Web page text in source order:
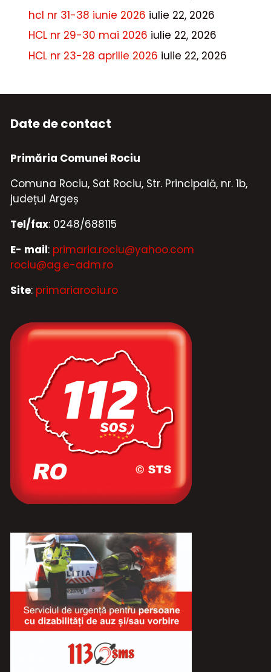
hcl nr 31-38 iunie 2026 iulie 22, 2026
HCL nr 29-30 mai 2026 iulie 22, 2026
HCL nr 23-28 aprilie 2026 iulie 22, 2026
Date de contact
Primăria Comunei Rociu
Comuna Rociu, Sat Rociu, Str. Principală, nr. 1b,
județul Argeș
Tel/fax: 0248/688115
E- mail: primaria.rociu@yahoo.com
rociu@ag.e-adm.ro
Site: primariarociu.ro